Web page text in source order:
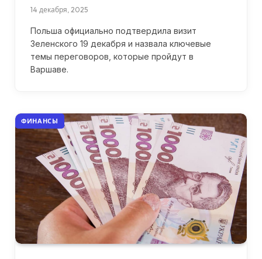
14 декабря, 2025
Польша официально подтвердила визит
Зеленского 19 декабря и назвала ключевые
темы переговоров, которые пройдут в
Варшаве.
ФИНАНСЫ